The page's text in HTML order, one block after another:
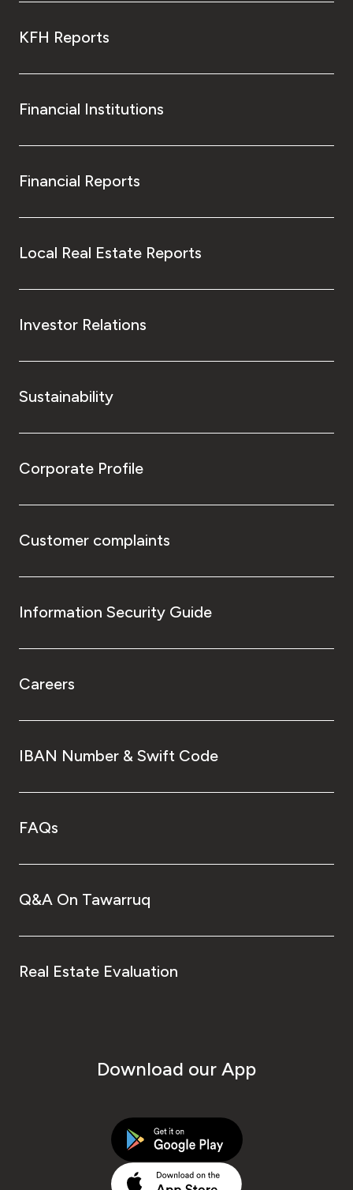
KFH Reports
Financial Institutions
Financial Reports
Local Real Estate Reports
Investor Relations
Sustainability
Corporate Profile
Customer complaints
Information Security Guide
Careers
IBAN Number & Swift Code
FAQs
Q&A On Tawarruq
Real Estate Evaluation
Download our App